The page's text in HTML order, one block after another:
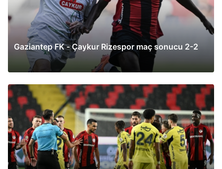
Gaziantep FK - Çaykur Rizespor maç sonucu 2-2